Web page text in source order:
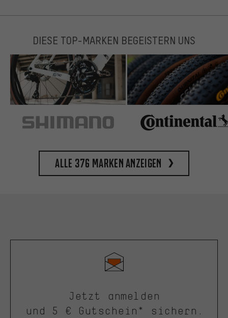
DIESE TOP-MARKEN BEGEISTERN UNS
Alle 376 Marken anzeigen
Jetzt anmelden
und 5 € Gutschein* sichern.